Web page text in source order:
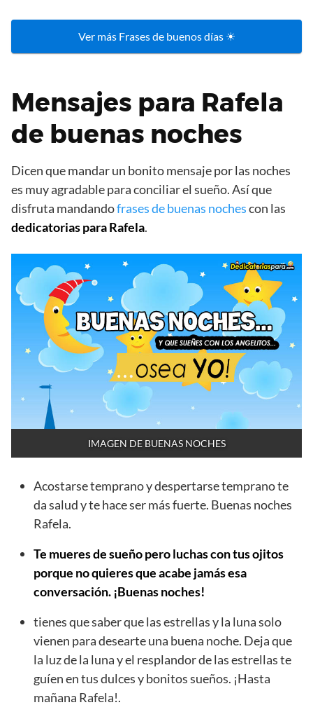
Ver más Frases de buenos días ☀
Mensajes para Rafela
de buenas noches
Dicen que mandar un bonito mensaje por las noches
es muy agradable para conciliar el sueño. Así que
disfruta mandandofrases de buenas nochescon las
dedicatorias para Rafela.
IMAGEN DE BUENAS NOCHES
Acostarse temprano y despertarse temprano te
da salud y te hace ser más fuerte. Buenas noches
Rafela.
Te mueres de sueño pero luchas con tus ojitos
porque no quieres que acabe jamás esa
conversación. ¡Buenas noches!
tienes que saber que las estrellas y la luna solo
vienen para desearte una buena noche. Deja que
la luz de la luna y el resplandor de las estrellas te
guíen en tus dulces y bonitos sueños. ¡Hasta
mañana Rafela!.